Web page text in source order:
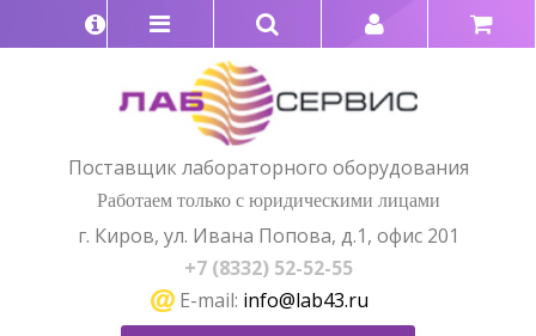
Поставщик лабораторного оборудования
Работаем только с юридическими лицами
г. Киров, ул. Ивана Попова, д.1, офис 201
+7 (8332) 52-52-55
E-mail: info@lab43.ru